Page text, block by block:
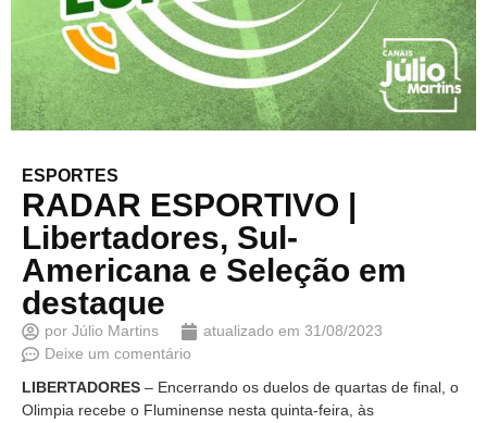
ESPORTES
RADAR ESPORTIVO |
Libertadores, Sul-
Americana e Seleção em
destaque
por Júlio Martins atualizado em 31/08/2023
Deixe um comentário
LIBERTADORES – Encerrando os duelos de quartas de final, o
Olimpia recebe o Fluminense nesta quinta-feira, às